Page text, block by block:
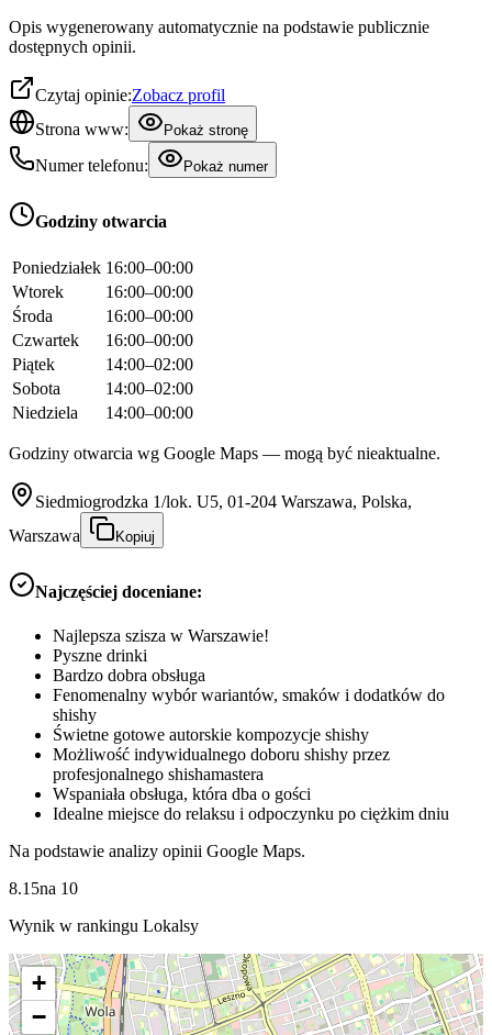
Opis wygenerowany automatycznie na podstawie publicznie
dostępnych opinii.
Czytaj opinie:Zobacz profil
Strona www:
Pokaż stronę
Numer telefonu: Pokaż numer
Godziny otwarcia
Poniedziałek 16:00–00:00
Wtorek
16:00–00:00
Środa
16:00–00:00
Czwartek
16:00–00:00
Piątek
14:00–02:00
Sobota
14:00–02:00
Niedziela
14:00–00:00
Godziny otwarcia wg Google Maps — mogą być nieaktualne.
Siedmiogrodzka 1/lok. U5, 01-204 Warszawa, Polska,
Warszawa
Kopiuj
Najczęściej doceniane:
Najlepsza szisza w Warszawie!
Pyszne drinki
Bardzo dobra obsługa
Fenomenalny wybór wariantów, smaków i dodatków do
shishy
Świetne gotowe autorskie kompozycje shishy
Możliwość indywidualnego doboru shishy przez
profesjonalnego shishamastera
Wspaniała obsługa, która dba o gości
Idealne miejsce do relaksu i odpoczynku po ciężkim dniu
Na podstawie analizy opinii Google Maps.
8.15na 10
Wynik w rankingu Lokalsy
+
−